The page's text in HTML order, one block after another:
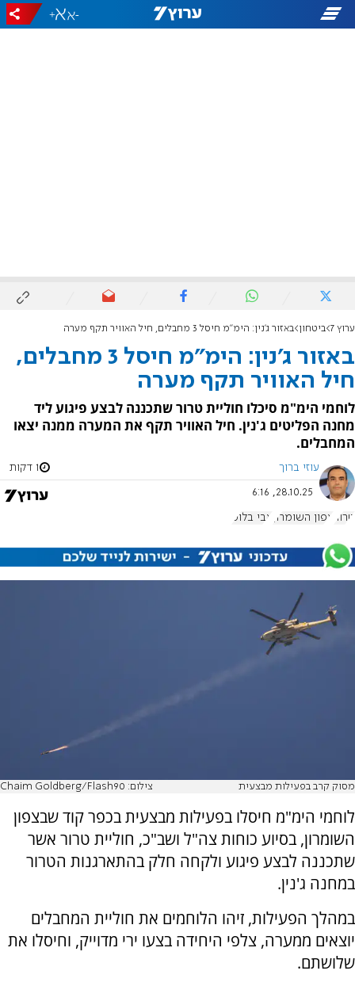
-
+
ערוץ 7 ביטחון באזור ג'נין: הימ"מ חיסל 3 מחבלים, חיל האוויר תקף מערה
באזור ג'נין: הימ"מ חיסל 3 מחבלים,
חיל האוויר תקף מערה
לוחמי הימ"מ סיכלו חוליית טרור שתכננה לבצע פיגוע ליד
מחנה הפליטים ג'נין. חיל האוויר תקף את המערה ממנה יצאו
המחבלים.
עוזי ברוך 1 דקות
28.10.25, 6:16
טרור צפון השומרון אבי בלוט
מסוק קרב בפעילות מבצעית צילום: Chaim Goldberg/Flash90
לוחמי הימ"מ חיסלו בפעילות מבצעית בכפר קוד שבצפון
השומרון, בסיוע כוחות צה"ל ושב"כ, חוליית טרור אשר
שתכננה לבצע פיגוע ולקחה חלק בהתארגנות הטרור
במחנה ג'נין.
במהלך הפעילות, זיהו הלוחמים את חוליית המחבלים
יוצאים ממערה, צלפי היחידה בצעו ירי מדוייק, וחיסלו את
שלושתם.